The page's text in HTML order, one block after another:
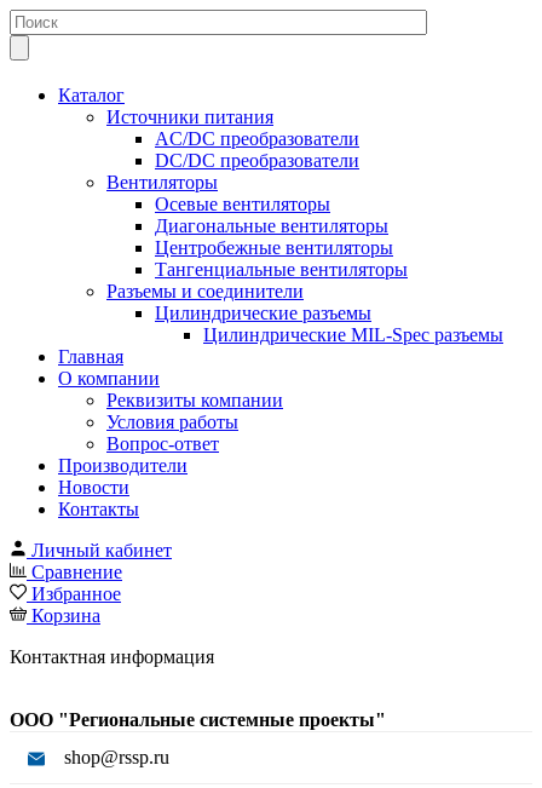
Каталог
Источники питания
AC/DC преобразователи
DC/DC преобразователи
Вентиляторы
Осевые вентиляторы
Диагональные вентиляторы
Центробежные вентиляторы
Тангенциальные вентиляторы
Разъемы и соединители
Цилиндрические разъемы
Цилиндрические MIL-Spec разъемы
Главная
О компании
Реквизиты компании
Условия работы
Вопрос-ответ
Производители
Новости
Контакты
Личный кабинет
Сравнение
Избранное
Корзина
Контактная информация
ООО "Региональные системные проекты"
shop@rssp.ru